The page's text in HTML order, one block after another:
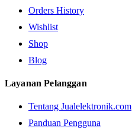
Orders History
Wishlist
Shop
Blog
Layanan Pelanggan
Tentang Jualelektronik.com
Panduan Pengguna